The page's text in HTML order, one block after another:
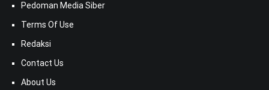
Pedoman Media Siber
Terms Of Use
Redaksi
Contact Us
About Us